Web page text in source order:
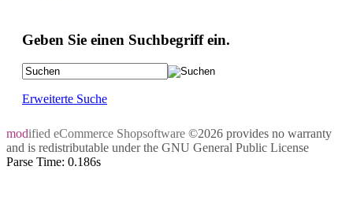
Geben Sie einen Suchbegriff ein.
Erweiterte Suche
modified eCommerce Shopsoftware ©2026 provides no warranty
and is redistributable under the GNU General Public License
Parse Time: 0.186s